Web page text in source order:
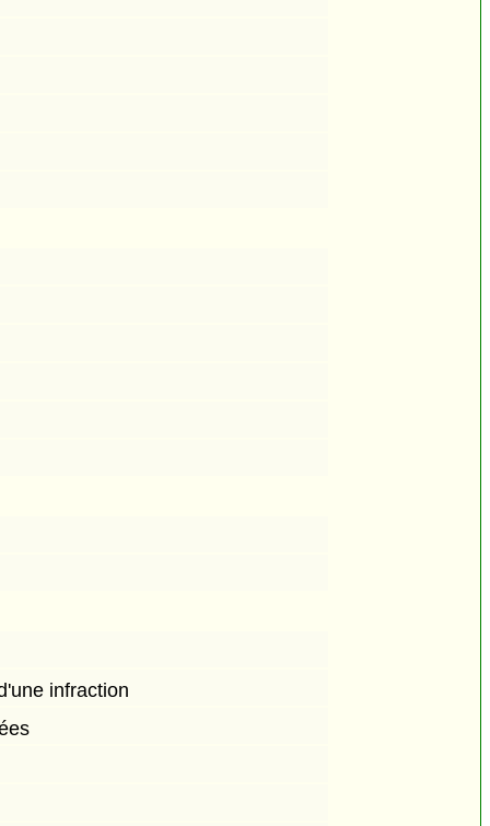
infraction